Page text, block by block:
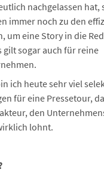
nachgelassen hat,
immer noch zu den
um eine Story in die
gilt sogar auch für reine
ich heute sehr viel
für eine Pressetour,
den
lohnt.